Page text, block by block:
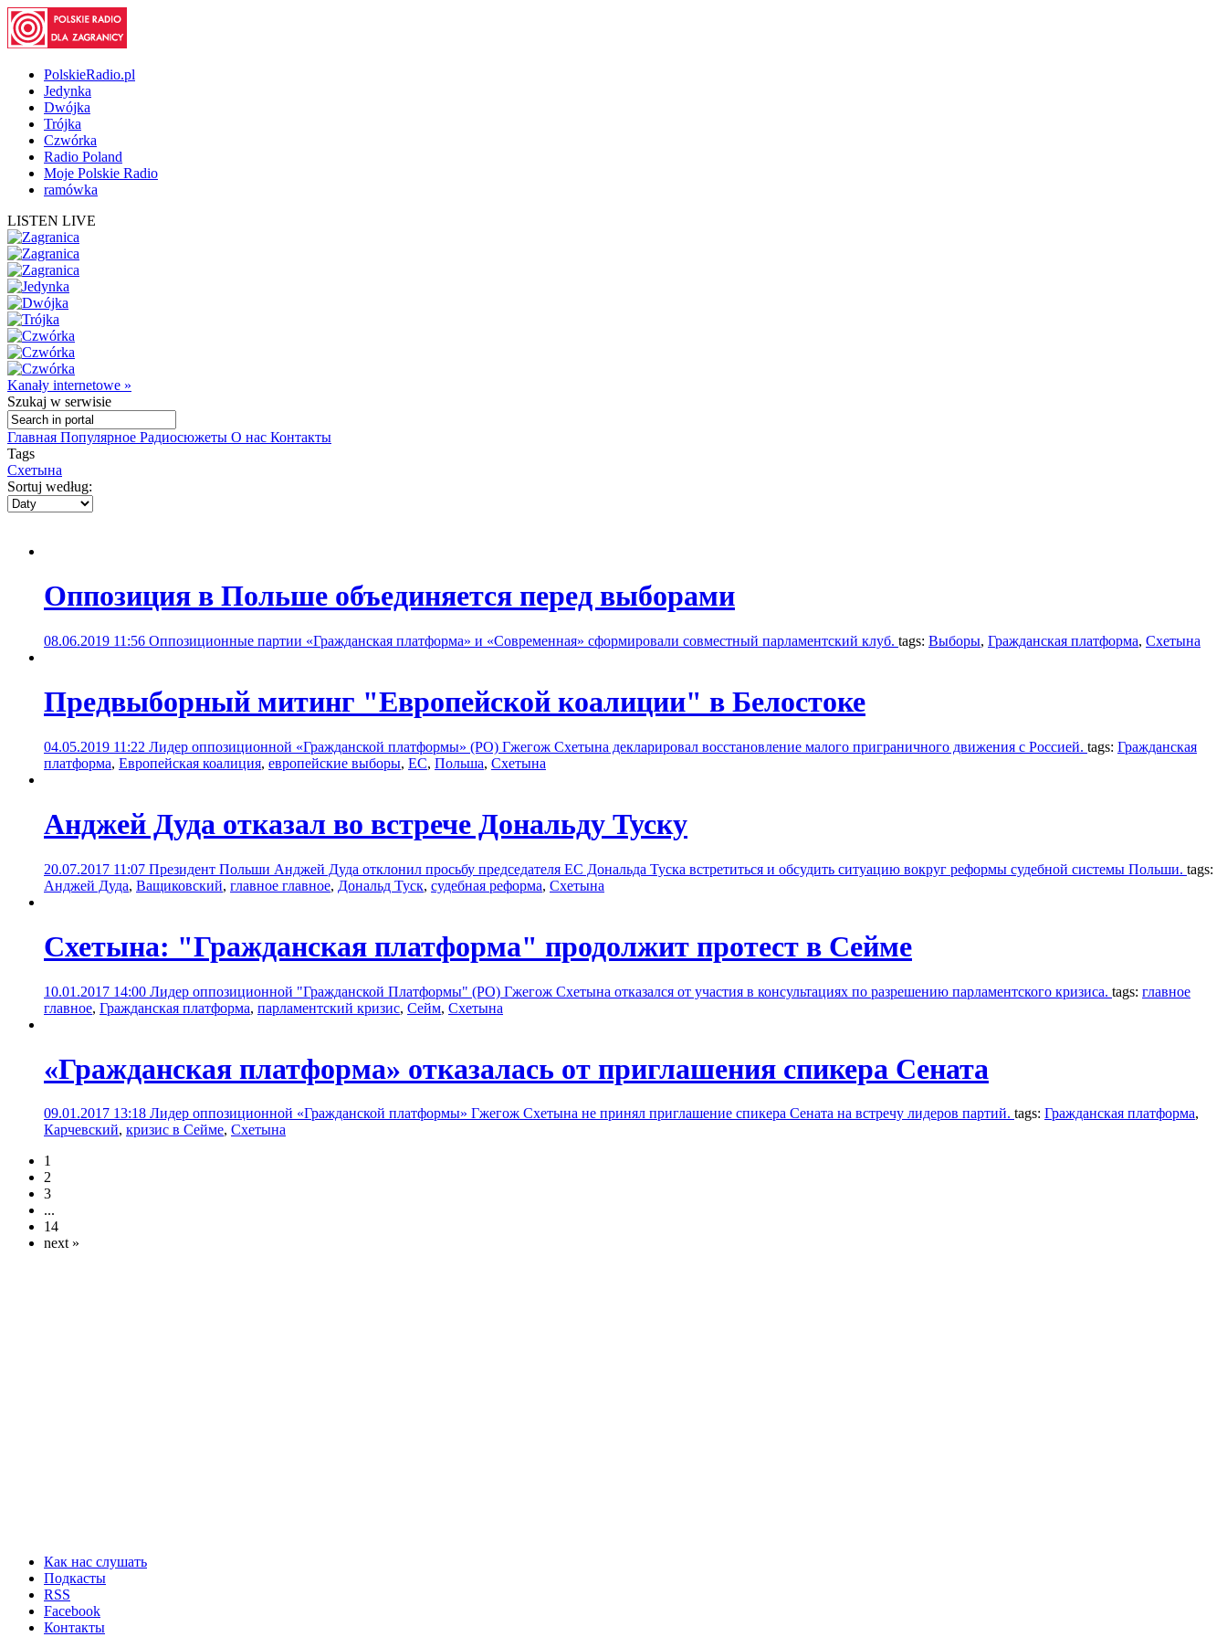
PolskieRadio.pl
Jedynka
Dwójka
Trójka
Czwórka
Radio Poland
Moje Polskie Radio
ramówka
LISTEN LIVE
Kanały internetowe »
Szukaj w serwisie
Главная Популярное Радиосюжеты О нас Контакты
Tags
Схетына
Sortuj według:
Оппозиция в Польше объединяется перед выборами
08.06.2019 11:56 Оппозиционные партии «Гражданская платформа» и «Современная» сформировали совместный парламентский клуб. tags: Выборы, Гражданская платформа, Схетына
Предвыборный митинг "Европейской коалиции" в Белостоке
04.05.2019 11:22 Лидер оппозиционной «Гражданской платформы» (PO) Гжегож Схетына декларировал восстановление малого приграничного движения с Россией. tags: Гражданская
платформа, Европейская коалиция, европейские выборы, ЕС, Польша, Схетына
Анджей Дуда отказал во встрече Дональду Туску
20.07.2017 11:07 Президент Польши Анджей Дуда отклонил просьбу председателя ЕC Дональда Туска встретиться и обсудить ситуацию вокруг реформы судебной системы Польши. tags:
Анджей Дуда, Ващиковский, главное главное, Дональд Туск, судебная реформа, Схетына
Схетына: "Гражданская платформа" продолжит протест в Сейме
10.01.2017 14:00 Лидер оппозиционной "Гражданской Платформы" (PO) Гжегож Схетына отказался от участия в консультациях по разрешению парламентского кризиса. tags: главное
главное, Гражданская платформа, парламентский кризис, Сейм, Схетына
«Гражданская платформа» отказалась от приглашения спикера Сената
09.01.2017 13:18 Лидер оппозиционной «Гражданской платформы» Гжегож Схетына не принял приглашение спикера Сената на встречу лидеров партий. tags: Гражданская платформа,
Карчевский, кризис в Сейме, Схетына
1
2
3
...
14
next »
Как нас слушать
Подкасты
RSS
Facebook
Контакты